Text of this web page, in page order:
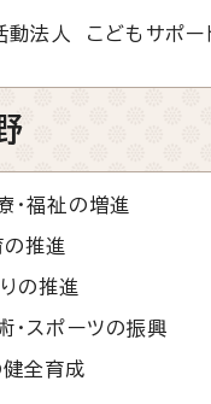
動法人 こどもサポー
・福祉の増進
推進
の推進
・スポーツの振興
全育成